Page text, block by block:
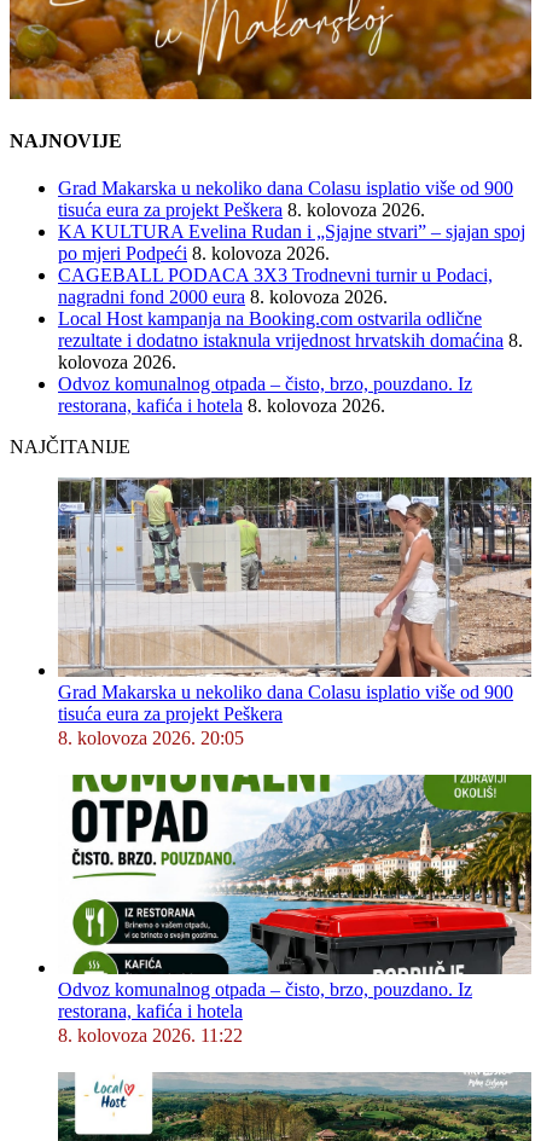
NAJNOVIJE
Grad Makarska u nekoliko dana Colasu isplatio više od 900
tisuća eura za projekt Peškera 8. kolovoza 2026.
KA KULTURA Evelina Rudan i „Sjajne stvari” – sjajan spoj
po mjeri Podpeći 8. kolovoza 2026.
CAGEBALL PODACA 3X3 Trodnevni turnir u Podaci,
nagradni fond 2000 eura 8. kolovoza 2026.
Local Host kampanja na Booking.com ostvarila odlične
rezultate i dodatno istaknula vrijednost hrvatskih domaćina 8.
kolovoza 2026.
Odvoz komunalnog otpada – čisto, brzo, pouzdano. Iz
restorana, kafića i hotela 8. kolovoza 2026.
NAJČITANIJE
Grad Makarska u nekoliko dana Colasu isplatio više od 900
tisuća eura za projekt Peškera
8. kolovoza 2026. 20:05
Odvoz komunalnog otpada – čisto, brzo, pouzdano. Iz
restorana, kafića i hotela
8. kolovoza 2026. 11:22